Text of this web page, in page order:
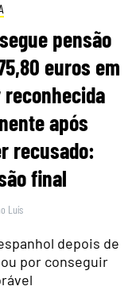
pensão
euros em
após
recusado:
final
Luís
depois de
por conseguir